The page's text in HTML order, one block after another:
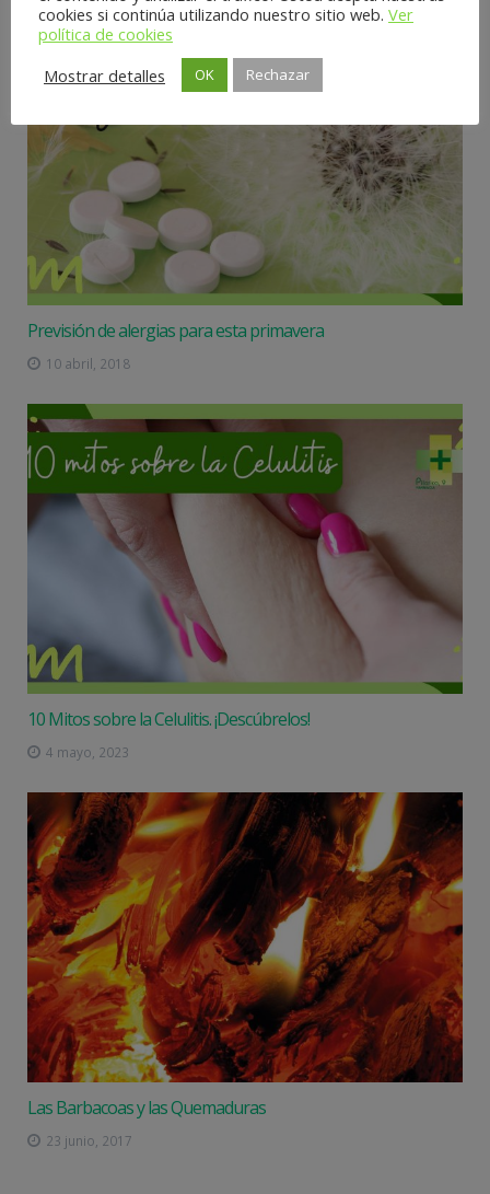
Previsión de alergias para esta primavera
10 abril, 2018
10 Mitos sobre la Celulitis. ¡Descúbrelos!
4 mayo, 2023
Las Barbacoas y las Quemaduras
23 junio, 2017
cookies si continúa utilizando nuestro sitio web. Ver
política de cookies
Mostrar detalles
OK Rechazar